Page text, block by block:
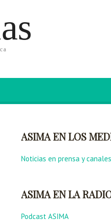
ASIMA EN LOS
Noticias en prensa y
ASIMA EN LA
Podcast ASIMA